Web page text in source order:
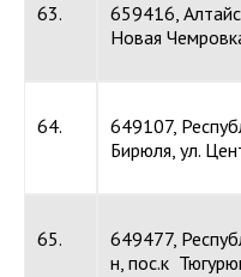
63.
659416,
Новая
64.
649107,
Бирюля, ул.
65.
649477,
н, пос.к